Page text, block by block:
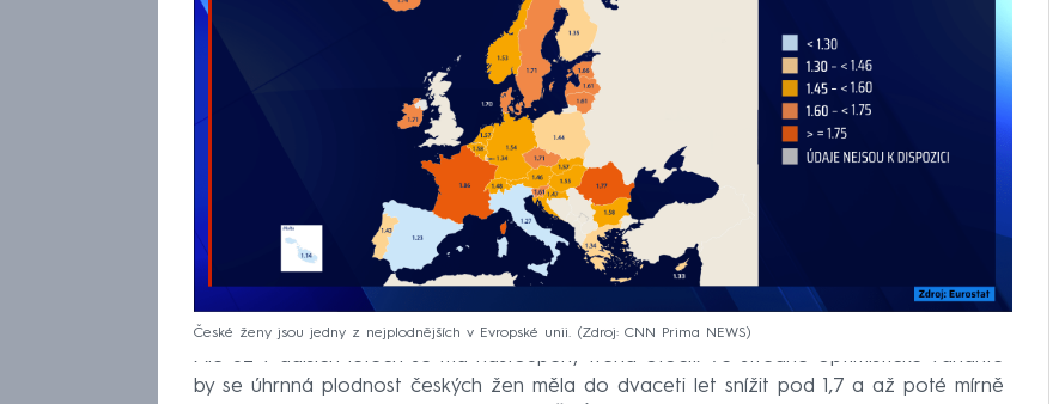
České ženy jsou jedny z nejplodnějších v Evropské unii. Zdroj: CNN Prima NEWS
Ale už v dalších letech se má nastoupený trend otočit. Ve středně optimistické variantě
by se úhrnná plodnost českých žen měla do dvaceti let snížit pod 1,7 a až poté mírně